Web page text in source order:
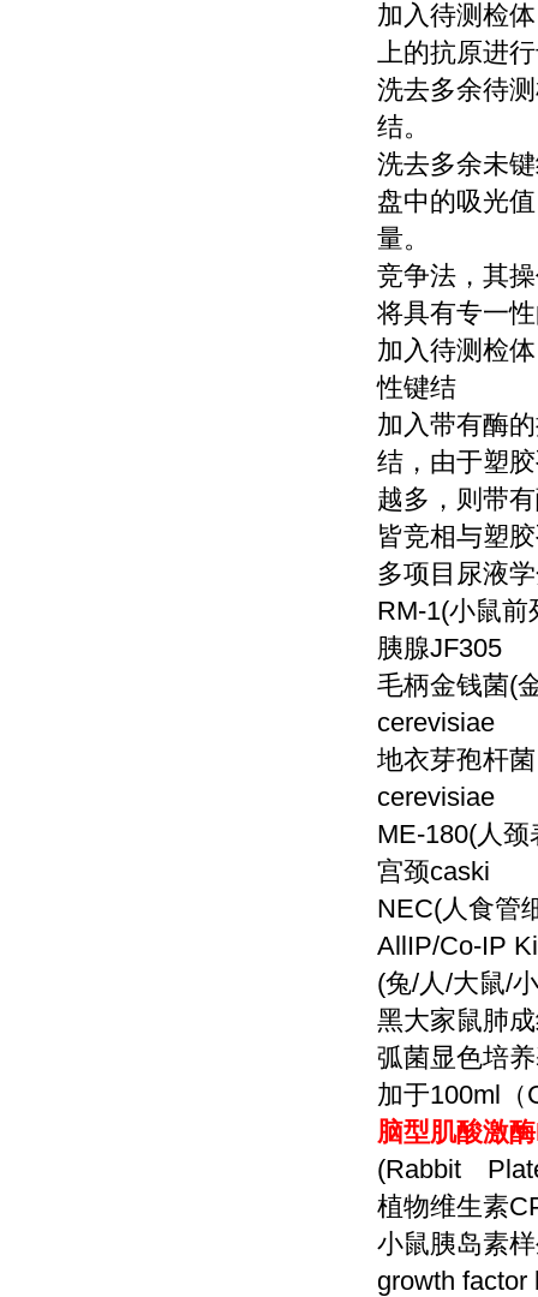
加入待测检
上的抗原进
洗去多余待
结。
洗去多余未
盘中的吸光
量。
竞争法，其
将具有专一
加入待测检
性键结
加入带有酶
结，由于塑
越多，则带
皆竞相与塑
多项目尿液
RM-1(小鼠
胰腺JF305
毛柄金钱菌(
cerevisiae
地衣芽孢杆菌
cerevisiae
ME-180(人
宫颈caski
NEC(人食管
AllIP/Co-IP
(兔/人/大鼠/
黑大家鼠肺
弧菌显色培
加于100ml（
脑型肌酸激酶
(Rabbit
植物维生素
小鼠胰岛素
growth factor